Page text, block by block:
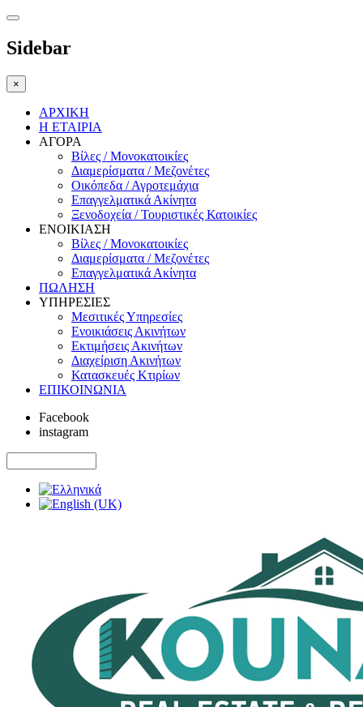
Sidebar
×
ΑΡΧΙΚΗ
Η ΕΤΑΙΡΙΑ
ΑΓΟΡΑ
Βίλες / Μονοκατοικίες
Διαμερίσματα / Μεζονέτες
Οικόπεδα / Αγροτεμάχια
Επαγγελματικά Ακίνητα
Ξενοδοχεία / Τουριστικές Κατοικίες
ΕΝΟΙΚΙΑΣΗ
Βίλες / Μονοκατοικίες
Διαμερίσματα / Μεζονέτες
Επαγγελματικά Ακίνητα
ΠΩΛΗΣΗ
ΥΠΗΡΕΣΙΕΣ
Μεσιτικές Υπηρεσίες
Ενοικιάσεις Ακινήτων
Εκτιμήσεις Ακινήτων
Διαχείριση Ακινήτων
Κατασκευές Κτιρίων
ΕΠΙΚΟΙΝΩΝΙΑ
Facebook
instagram